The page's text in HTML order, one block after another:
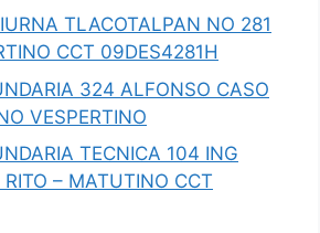
TLACOTALPAN NO 281
CCT 09DES4281H
324 ALFONSO CASO
VESPERTINO
TECNICA 104 ING
– MATUTINO CCT